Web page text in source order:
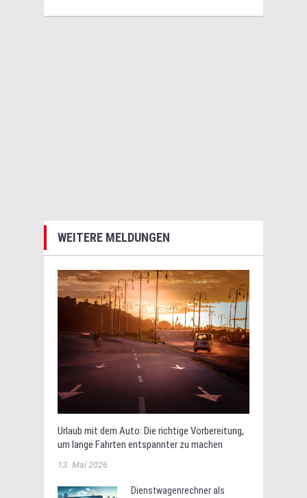
WEITERE MELDUNGEN
Urlaub mit dem Auto: Die richtige Vorbereitung,
um lange Fahrten entspannter zu machen
13. Mai 2026
Dienstwagenrechner als